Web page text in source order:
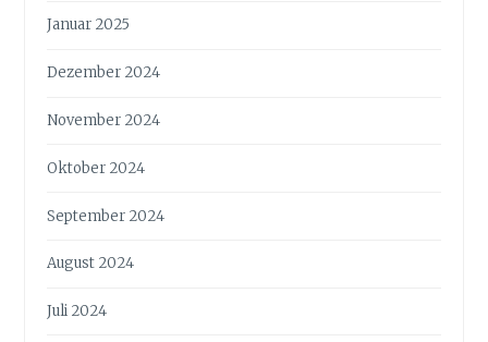
Januar 2025
Dezember 2024
November 2024
Oktober 2024
September 2024
August 2024
Juli 2024